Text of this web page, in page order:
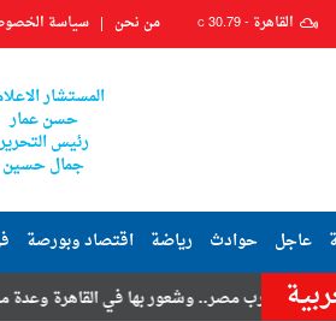
القاهرة -30.79
C من نحن سياسة
المستشار
حسن عمار
رئيس
جمال حسين
عاجل حوادث رياضة اقتصاد وبورصة
وشعور بها في القاهرة وعدة محافظات